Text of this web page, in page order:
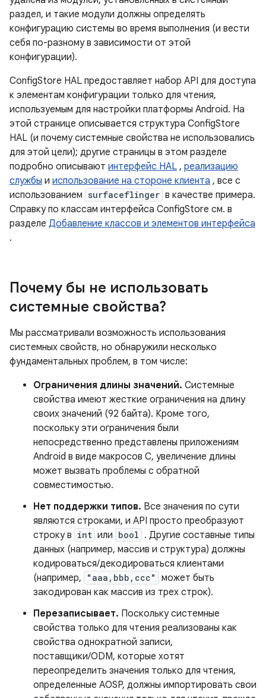
раздел, и такие модули должны определять
конфигурацию системы во время выполнения (и вести
себя по-разному в зависимости от этой
конфигурации).
ConfigStore HAL предоставляет набор API для доступа
к элементам конфигурации только для чтения,
используемым для настройки платформы Android. На
этой странице описывается структура ConfigStore
HAL (и почему системные свойства не использовались
для этой цели); другие страницы в этом разделе
подробно описывают интерфейс HAL , реализацию
службы и использование на стороне клиента , все с
использованием surfaceflinger в качестве примера.
Справку по классам интерфейса ConfigStore см. в
разделе Добавление классов и элементов интерфейса
.
Почему бы не использовать
системные свойства?
Мы рассматривали возможность использования
системных свойств, но обнаружили несколько
фундаментальных проблем, в том числе:
Ограничения длины значений. Системные
свойства имеют жесткие ограничения на длину
своих значений (92 байта). Кроме того,
поскольку эти ограничения были
непосредственно представлены приложениям
Android в виде макросов C, увеличение длины
может вызвать проблемы с обратной
совместимостью.
Нет поддержки типов. Все значения по сути
являются строками, и API просто преобразуют
строку в int или bool . Другие составные типы
данных (например, массив и структура) должны
кодироваться/декодироваться клиентами
(например,
"aaa,bbb,ccc"
может быть
закодирован как массив из трех строк).
Перезаписывает. Поскольку системные
свойства только для чтения реализованы как
свойства однократной записи,
поставщики/ODM, которые хотят
переопределить значения только для чтения,
определенные AOSP, должны импортировать свои